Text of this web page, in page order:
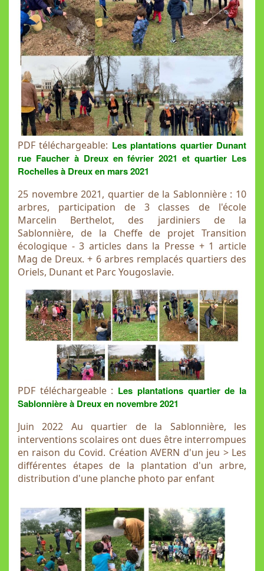
PDF téléchargeable: Les plantations quartier Dunant
rue Faucher à Dreux en février 2021 et quartier Les
Rochelles à Dreux en mars 2021
25 novembre 2021, quartier de la Sablonnière : 10
arbres, participation de 3 classes de l'école
Marcelin Berthelot, des jardiniers de la
Sablonnière, de la Cheffe de projet Transition
écologique - 3 articles dans la Presse + 1 article
Mag de Dreux. + 6 arbres remplacés quartiers des
Oriels, Dunant et Parc Yougoslavie.
PDF téléchargeable : Les plantations quartier de la
Sablonnière à Dreux en novembre 2021
Juin 2022 Au quartier de la Sablonnière, les
interventions scolaires ont dues être interrompues
en raison du Covid. Création AVERN d'un jeu > Les
différentes étapes de la plantation d'un arbre,
distribution d'une planche photo par enfant